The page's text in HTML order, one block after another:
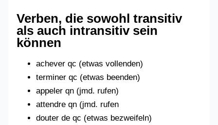
Verben, die sowohl transitiv
als auch intransitiv sein
können
achever qc (etwas vollenden)
terminer qc (etwas beenden)
appeler qn (jmd. rufen)
attendre qn (jmd. rufen
douter de qc (etwas bezweifeln)